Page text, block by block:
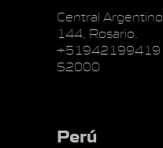
Central Argentino
144, Rosario.
+51942199419
S2000
Perú